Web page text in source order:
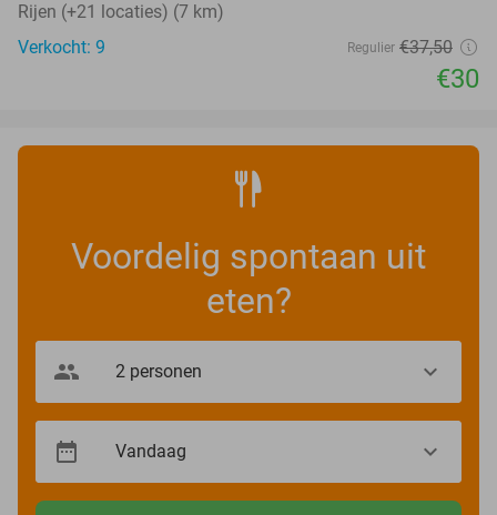
Rijen (+21 locaties) (7 km)
Verkocht: 9
Regulier €37,50
€30
Voordelig spontaan uit
eten?